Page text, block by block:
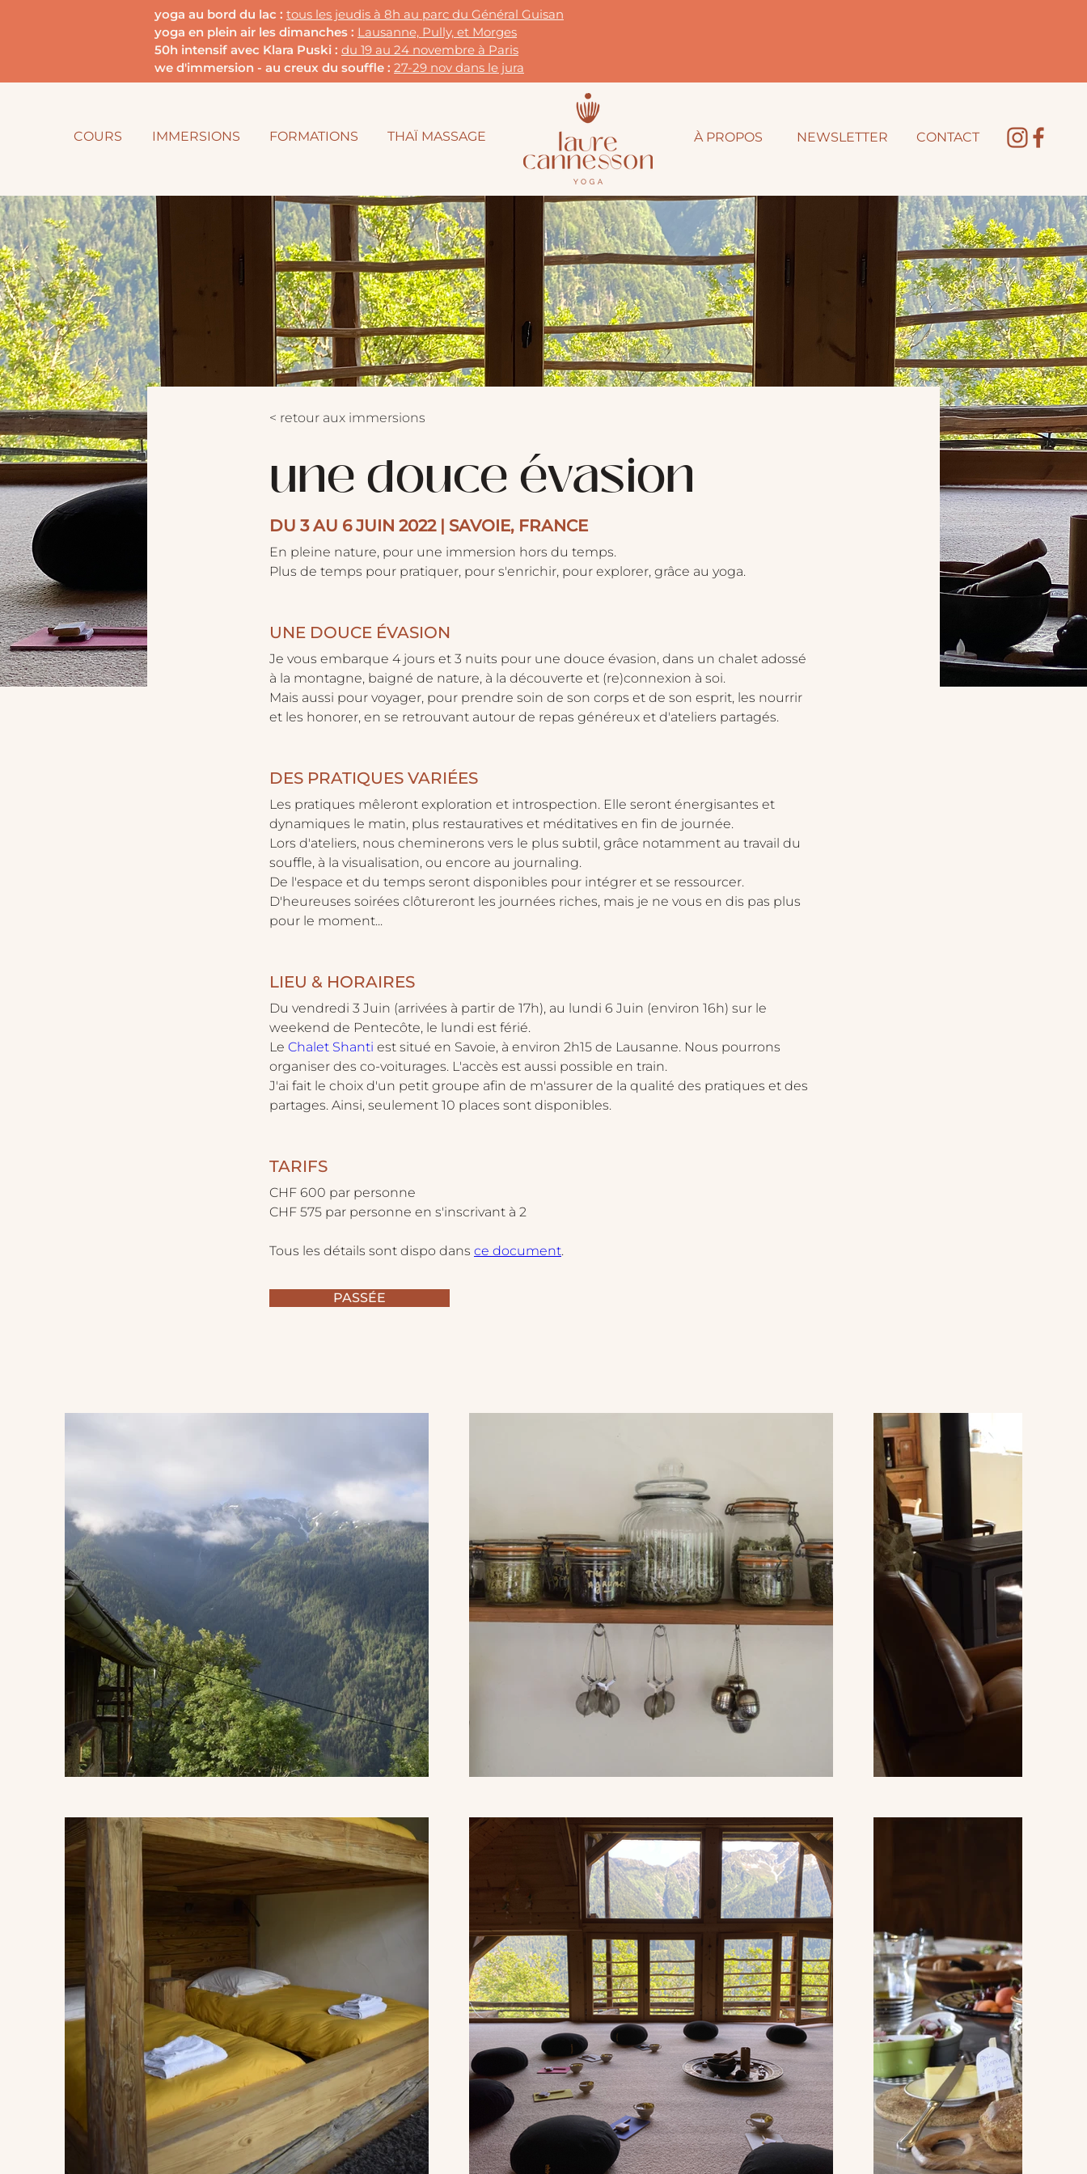
yoga au bord du lac : tous les jeudis à 8h au parc du Général Guisan
yoga en plein air les dimanches : Lausanne, Pully, et Morges
50h intensif avec Klara Puski : du 19 au 24 novembre à Paris
we d'immersion - au creux du souffle : 27-29 nov dans le jura
COURS IMMERSIONS FORMATIONS THAÏ MASSAGE À PROPOS NEWSLETTER CONTACT
< retour aux immersions
une douce évasion
DU 3 AU 6 JUIN 2022 | SAVOIE, FRANCE
En pleine nature, pour une immersion hors du temps.
Plus de temps pour pratiquer, pour s'enrichir, pour explorer, grâce au yoga.
UNE DOUCE ÉVASION
​Je vous embarque 4 jours et 3 nuits pour une douce évasion, dans un chalet adossé
à la montagne, baigné de nature, à la découverte et (re)connexion à soi.
Mais aussi pour voyager, pour prendre soin de son corps et de son esprit, les nourrir
et les honorer, en se retrouvant autour de repas généreux et d'ateliers partagés.
DES PRATIQUES VARIÉES
​Les pratiques mêleront exploration et introspection. Elle seront énergisantes et
dynamiques le matin, plus restauratives et méditatives en fin de journée.
Lors d'ateliers, nous cheminerons vers le plus subtil, grâce notamment au travail du
souffle, à la visualisation, ou encore au journaling.
De l'espace et du temps seront disponibles pour intégrer et se ressourcer.
D'heureuses soirées clôtureront les journées riches, mais je ne vous en dis pas plus
pour le moment...
LIEU & HORAIRES
​Du vendredi 3 Juin (arrivées à partir de 17h), au lundi 6 Juin (environ 16h) sur le
weekend de Pentecôte, le lundi est férié.
Le Chalet Shanti est situé en Savoie, à environ 2h15 de Lausanne. Nous pourrons
organiser des co-voiturages. L'accès est aussi possible en train.
J'ai fait le choix d'un petit groupe afin de m'assurer de la qualité des pratiques et des
partages. Ainsi, seulement 10 places sont disponibles.
TARIFS
​CHF 600 par personne
CHF 575 par personne en s'inscrivant à 2
Tous les détails sont dispo dans ce document.
PASSÉE